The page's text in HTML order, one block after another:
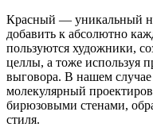
Красный — уникальный
добавить к абсолютно
пользуются художники,
целлы, а тоже используя
выговора. В нашем
молекулярный
бирюзовыми стенами,
стиля.